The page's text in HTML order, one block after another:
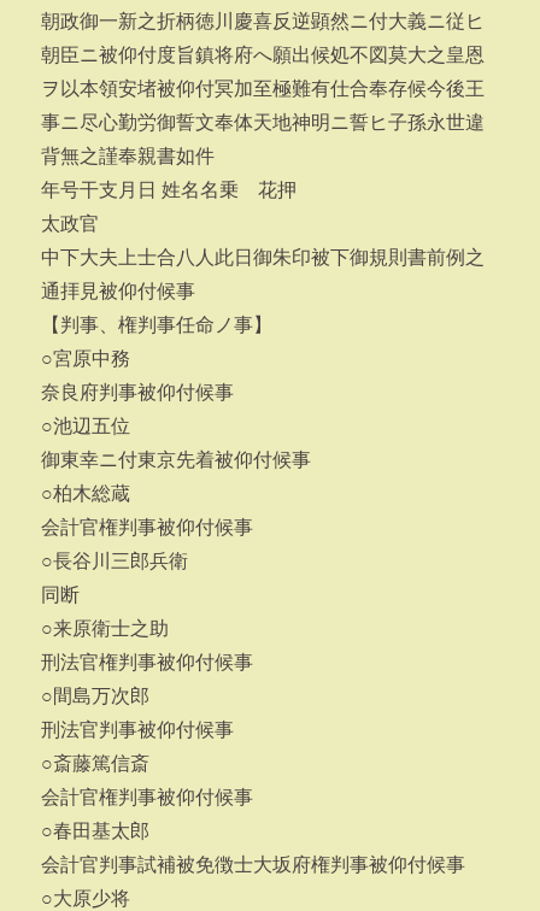
朝政御一新之折柄徳川慶喜反逆顕然ニ付大義ニ従ヒ
朝臣ニ被仰付度旨鎮将府へ願出候処不図莫大之皇恩
ヲ以本領安堵被仰付冥加至極難有仕合奉存候今後王
事ニ尽心勤労御誓文奉体天地神明ニ誓ヒ子孫永世違
背無之謹奉親書如件
年号干支月日 姓名名乗 花押
太政官
中下大夫上士合八人此日御朱印被下御規則書前例之
通拝見被仰付候事
【判事、権判事任命ノ事】
○宮原中務
奈良府判事被仰付候事
○池辺五位
御東幸ニ付東京先着被仰付候事
○柏木総蔵
会計官権判事被仰付候事
○長谷川三郎兵衛
同断
○来原衛士之助
刑法官権判事被仰付候事
○間島万次郎
刑法官判事被仰付候事
○斎藤篤信斎
会計官権判事被仰付候事
○春田基太郎
会計官判事試補被免徴士大坂府権判事被仰付候事
○大原少将